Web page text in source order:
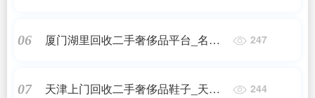
06
厦门湖里回收二手奢侈品平台_名表
247
07
天津上门回收二手奢侈品鞋子_天津
244